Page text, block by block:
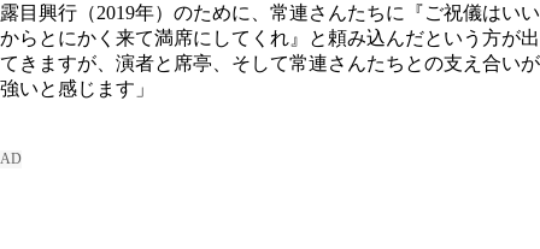
露目興行（2019年）のために、常連さんたちに『ご祝儀はいい
からとにかく来て満席にしてくれ』と頼み込んだという方が出
てきますが、演者と席亭、そして常連さんたちとの支え合いが
強いと感じます」